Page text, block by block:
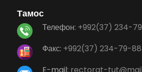
Тамос
Телефон: +992(37) 234-
Факс: +992(37) 234-79-88
E-mail: rectorat-